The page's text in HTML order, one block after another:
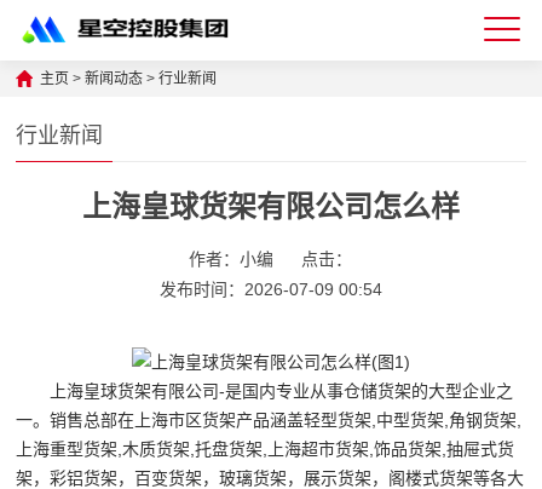
星
空
体
公
司-
主页 >新闻动态 >行业新闻
行业新闻
上海皇球货架有限公司怎么样
作者：小编
点击：
发布时间：2026-07-09 00:54
上海皇球货架有限公司-是国内专业从事仓储货架的大型企业之
一。销售总部在上海市区货架产品涵盖轻型货架,中型货架,角钢货架,
上海重型货架,木质货架,托盘货架,上海超市货架,饰品货架,抽屉式货
架，彩铝货架，百变货架，玻璃货架，展示货架，阁楼式货架等各大